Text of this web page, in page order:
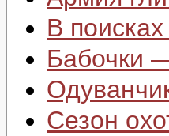
В
Бабочки
Сезон